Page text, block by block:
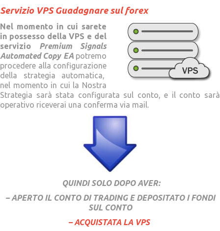
Servizio VPS Guadagnare sul forex
Nel momento in cui sarete
in possesso della VPS e del
servizio Premium Signals
Automated Copy EA potremo
procedere alla configurazione
della strategia automatica,
nel momento in cui la Nostra
Strategia sarà stata configurata sul conto, e il conto sarà
operativo riceverai una conferma via mail.
QUINDI SOLO DOPO AVER:
– APERTO IL CONTO DI TRADING E DEPOSITATO I FONDI
SUL CONTO
– ACQUISTATA LA VPS